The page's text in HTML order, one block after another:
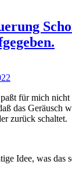
für mich nicht
das Geräusch
zurück schaltet.
Idee, was das